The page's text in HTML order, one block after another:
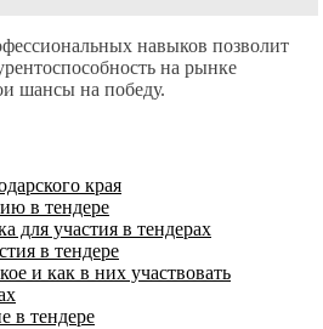
навыков позволит
на рынке
шансы на победу.
края
в тендере
для участия в тендерах
в тендере
и как в них участвовать
в тендере